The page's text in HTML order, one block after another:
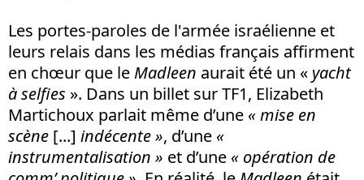
Les portes-paroles de l'armée israélienne et
leurs relais dans les médias français affirment
en chœur que leMadleen aurait été un « yacht
à selfies ». Dans un billet sur TF1, Elizabeth
Martichoux parlait même d’une « mise en
scène [...] indécente », d’une «
instrumentalisation » et d’une « opération de